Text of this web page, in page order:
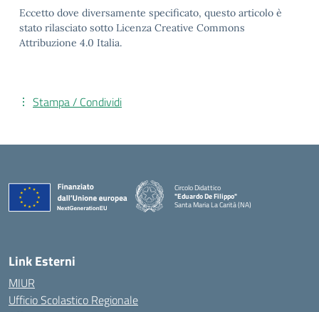
Eccetto dove diversamente specificato, questo articolo è
stato rilasciato sotto Licenza Creative Commons
Attribuzione 4.0 Italia.
Stampa / Condividi
Circolo Didattico
"Eduardo De Filippo"
Santa Maria La Carità (NA)
Link Esterni
MIUR
Ufficio Scolastico Regionale